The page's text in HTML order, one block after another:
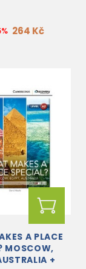
264 Kč
A PLACE
MOSCOW,
+